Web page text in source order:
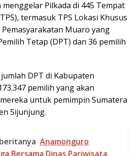
menggelar Pilkada di 445 Tempat
termasuk TPS Lokasi Khusus
Muaro yang
Tetap (DPT) dan 36 pemilih
DPT di Kabupaten
pemilih yang akan
untuk pemimpin Sumatera
Sijunjung.
Anamonguro
Bersama Dinas Pariwisata